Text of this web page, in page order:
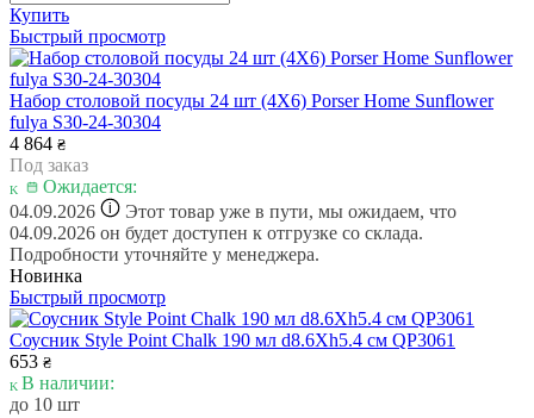
Купить
Быстрый просмотр
Набор столовой посуды 24 шт (4X6) Porser Home Sunflower
fulya S30-24-30304
4 864 ₴
Под заказ
Ожидается:
04.09.2026
i
Этот товар уже в пути, мы ожидаем, что
04.09.2026 он будет доступен к отгрузке со склада.
Подробности уточняйте у менеджера.
Новинка
Быстрый просмотр
Соусник Style Point Chalk 190 мл d8.6Xh5.4 см QP3061
653 ₴
В наличии:
до 10 шт